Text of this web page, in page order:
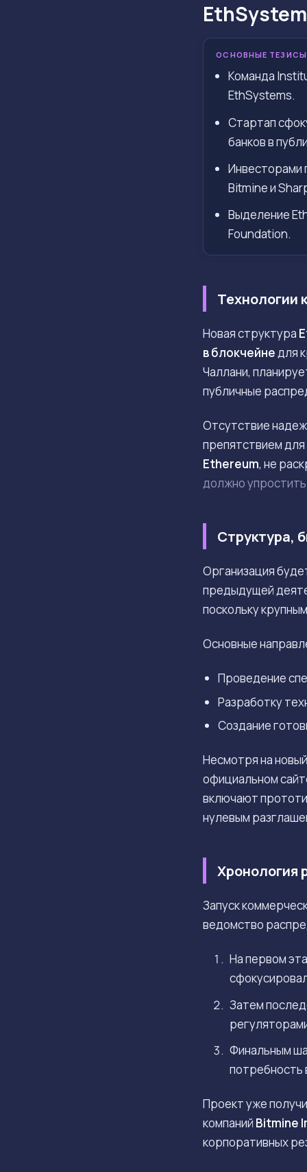
ОСНОВНЫЕ ТЕЗИСЫ
Команда
EthSystems.
Стартап
банков в
Инвесторами
Bitmine и
Выделение
Foundation.
Технологии
Новая структура
в блокчейнедля
Чаллани,
публичные
Отсутствие
препятствием
Ethereum, не
должно
Структура,
Организация
предыдущей
поскольку
Основные
Проведение
Разработку
Создание
Несмотря на
официальном
включают
нулевым
Хронология
Запуск
ведомство
На первом
Затем
Финальным
потребность
Проект уже
компаний Bitmine
корпоративных